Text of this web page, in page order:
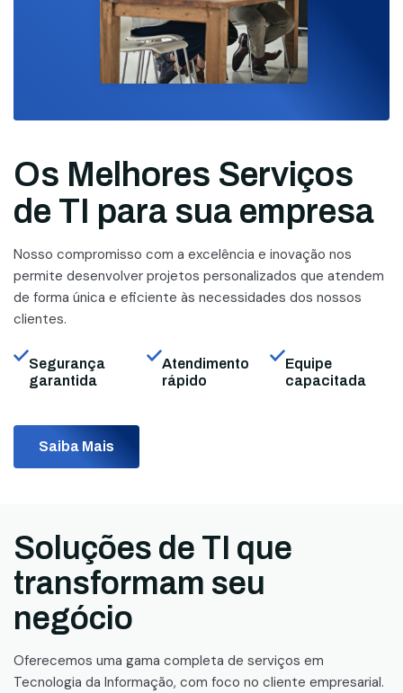
Os Melhores Serviços
de TI para sua empresa
Nosso compromisso com a excelência e inovação nos
permite desenvolver projetos personalizados que atendem
de forma única e eficiente às necessidades dos nossos
clientes.
Segurança
garantida
Atendimento
rápido
Equipe
capacitada
Saiba Mais
Soluções de TI que
transformam seu
negócio
Oferecemos uma gama completa de serviços em
Tecnologia da Informação, com foco no cliente empresarial.